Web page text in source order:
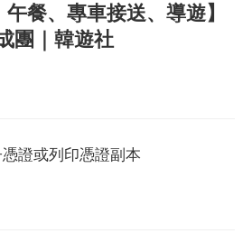
餐、專車接送、導遊】
團｜韓遊社
證或列印憑證副本